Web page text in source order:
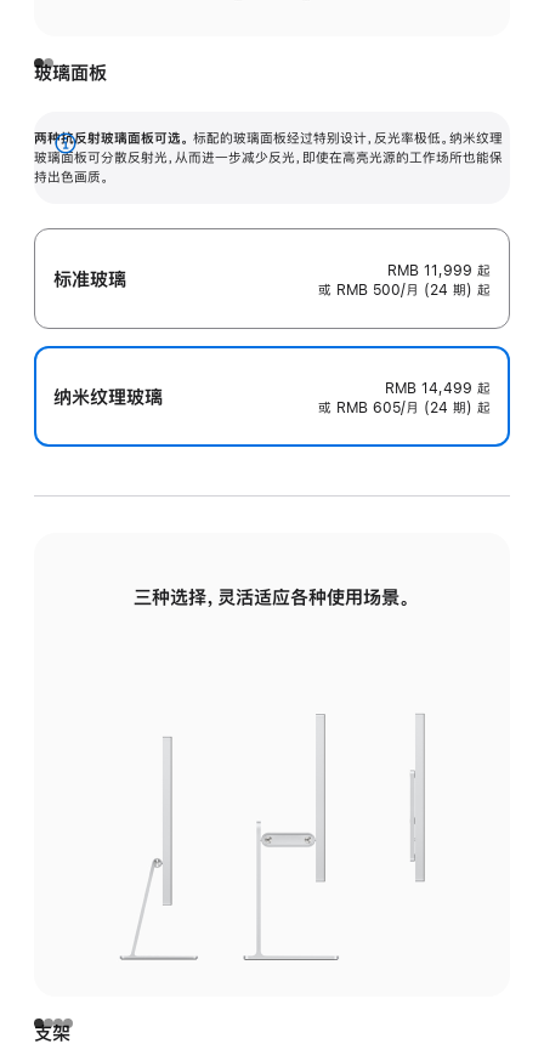
玻璃面板
两种抗反射玻璃面板可选。 标配的玻璃面板经过特别设计，反光率极低。纳米纹理
玻璃面板可分散反射光，从而进一步减少反光，即使在高亮光源的工作场所也能保
持出色画质。
展
开
标准玻璃 RMB 11,999 起
或 RMB 500/月 (24 期) 起
纳米纹理玻璃 RMB 14,499 起
或 RMB 605/月 (24 期) 起
三种选择，灵活适应各种使用场景。
支架